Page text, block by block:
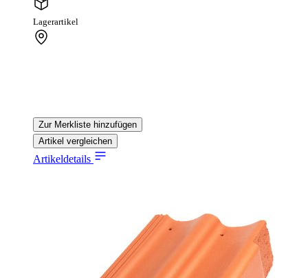
Lagerartikel
Zur Merkliste hinzufügen
Artikel vergleichen
Artikeldetails